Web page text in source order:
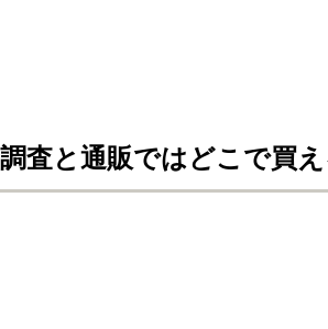
査と通販ではどこで買